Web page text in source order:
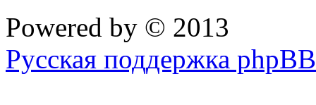
Powered by © 2013
Русская поддержка phpBB